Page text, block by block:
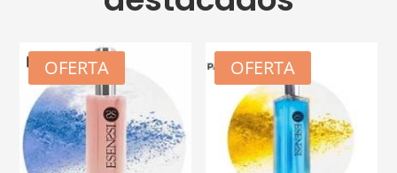
OFERTA OFERTA